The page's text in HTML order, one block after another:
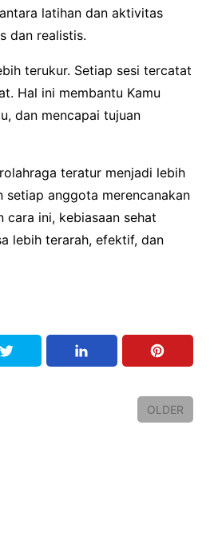
latihan dan aktivitas
dan realistis.
terukur. Setiap sesi tercatat
Hal ini membantu Kamu
dan mencapai tujuan
teratur menjadi lebih
setiap anggota merencanakan
cara ini, kebiasaan sehat
lebih terarah, efektif, dan
OLDER